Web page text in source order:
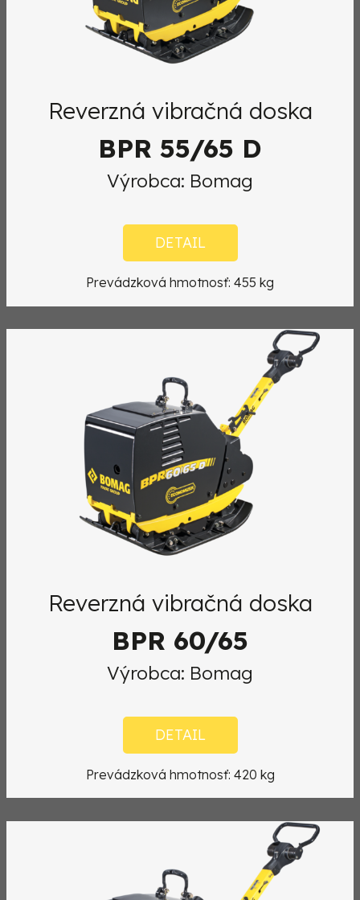
Reverzná vibračná doska
BPR 55/65 D
Výrobca: Bomag
DETAIL
Prevádzková hmotnosť: 455 kg
Reverzná vibračná doska
BPR 60/65
Výrobca: Bomag
DETAIL
Prevádzková hmotnosť: 420 kg